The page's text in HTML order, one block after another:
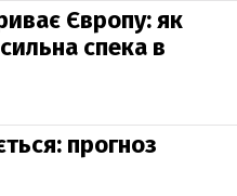
Європу: як
спека в
прогноз